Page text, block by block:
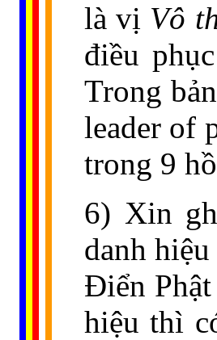
là vị Vô
điều
Trong
leader of
trong 9
6) Xin
danh
Ðiển
hiệu thì